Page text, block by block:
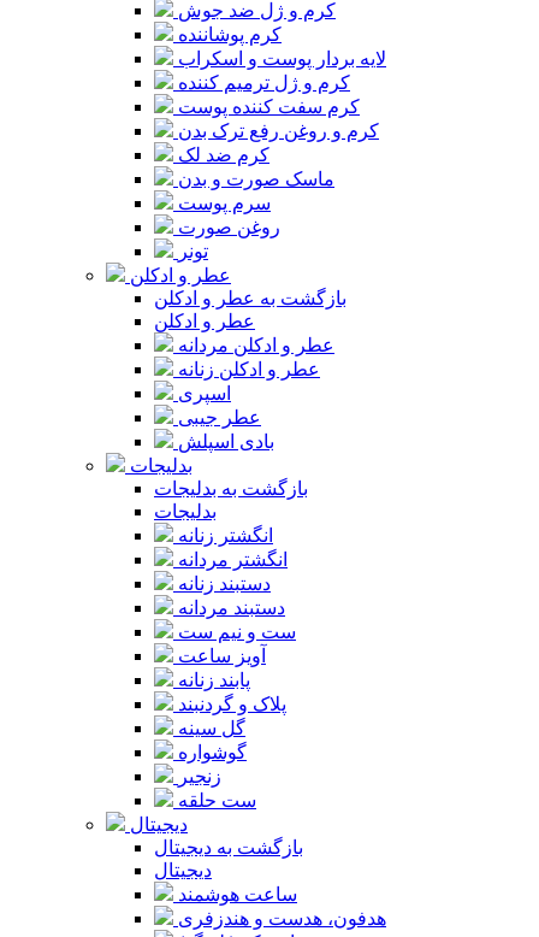
کرم و ژل ضد جوش
کرم پوشاننده
لایه بردار پوست و اسکراب
کرم و ژل ترمیم کننده
کرم سفت کننده پوست
کرم و روغن رفع ترک بدن
کرم ضد لک
ماسک صورت و بدن
سرم پوست
روغن صورت
تونر
عطر و ادکلن
بازگشت به عطر و ادکلن
عطر و ادکلن
عطر و ادکلن مردانه
عطر و ادکلن زنانه
اسپری
عطر جیبی
بادی اسپلش
بدلیجات
بازگشت به بدلیجات
بدلیجات
انگشتر زنانه
انگشتر مردانه
دستبند زنانه
دستبند مردانه
ست و نیم ست
آویز ساعت
پابند زنانه
پلاک و گردنبند
گل سینه
گوشواره
زنجیر
ست حلقه
دیجیتال
بازگشت به دیجیتال
دیجیتال
ساعت هوشمند
هدفون، هدست و هندزفری